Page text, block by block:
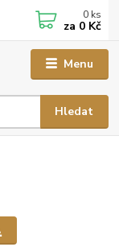
Menu
Hledat
0 ks
za 0 Kč